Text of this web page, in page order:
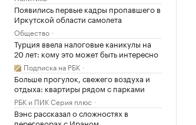
Появились первые кадры пропавшего в
Иркутской области самолета
Общество
Турция ввела налоговые каникулы на
20 лет: кому это может быть интересно
Подписка на РБК
Больше прогулок, свежего воздуха и
отдыха: квартиры рядом с парками
РБК и ПИК Серия плюс
Вэнс рассказал о сложностях в
переговорах с Ираном